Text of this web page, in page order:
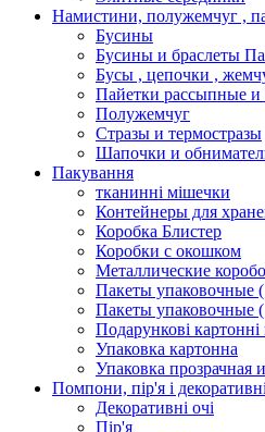
Намистини, полужемчуг ,
Бусины
Бусины и браслеты
Бусы , цепочки ,
Пайетки рассыпные и
Полужемчуг
Стразы и термостразы
Шапочки и
Пакування
тканинні мішечки
Контейнеры для
Коробка Блистер
Коробки с окошком
Металлические
Пакеты упаковочные
Пакеты упаковочные
Подарункові картонні
Упаковка картонна
Упаковка прозрачная
Помпони, пір'я і
Декоративні очі
Пір'я